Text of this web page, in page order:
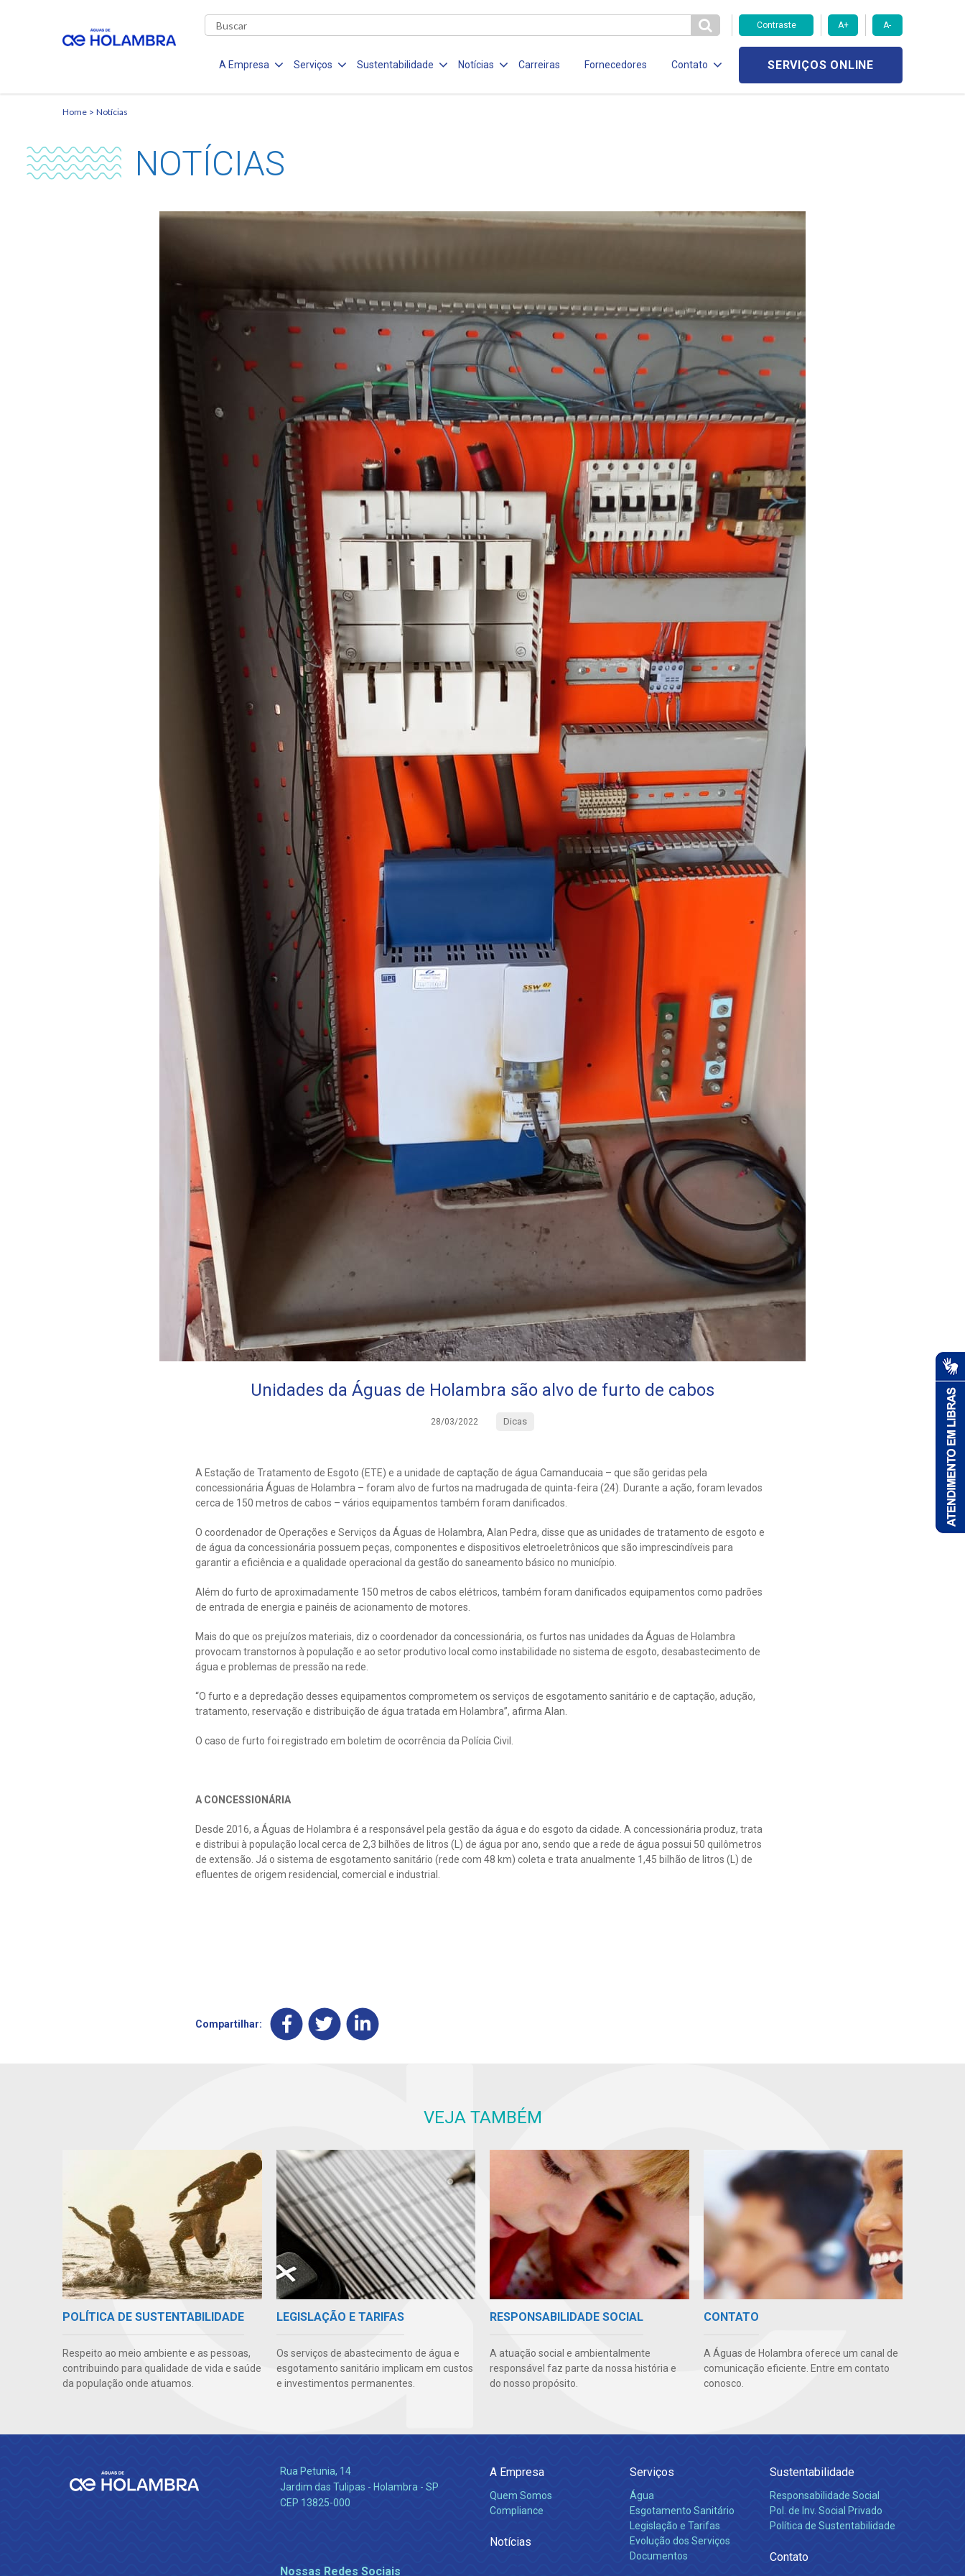
Contraste A+ A-
A Empresa Serviços Sustentabilidade Notícias Carreiras Fornecedores Contato SERVIÇOS ONLINE
Home Notícias
NOTÍCIAS
Unidades da Águas de Holambra são alvo de furto de cabos
28/03/2022 Dicas
A Estação de Tratamento de Esgoto (ETE) e a unidade de captação de água Camanducaia – que são geridas pela
concessionária Águas de Holambra – foram alvo de furtos na madrugada de quinta-feira (24). Durante a ação, foram levados
cerca de 150 metros de cabos – vários equipamentos também foram danificados.
O coordenador de Operações e Serviços da Águas de Holambra, Alan Pedra, disse que as unidades de tratamento de esgoto e
de água da concessionária possuem peças, componentes e dispositivos eletroeletrônicos que são imprescindíveis para
garantir a eficiência e a qualidade operacional da gestão do saneamento básico no município.
Além do furto de aproximadamente 150 metros de cabos elétricos, também foram danificados equipamentos como padrões
de entrada de energia e painéis de acionamento de motores.
Mais do que os prejuízos materiais, diz o coordenador da concessionária, os furtos nas unidades da Águas de Holambra
provocam transtornos à população e ao setor produtivo local como instabilidade no sistema de esgoto, desabastecimento de
água e problemas de pressão na rede.
“O furto e a depredação desses equipamentos comprometem os serviços de esgotamento sanitário e de captação, adução,
tratamento, reservação e distribuição de água tratada em Holambra”, afirma Alan.
O caso de furto foi registrado em boletim de ocorrência da Polícia Civil.
A CONCESSIONÁRIA
Desde 2016, a Águas de Holambra é a responsável pela gestão da água e do esgoto da cidade. A concessionária produz, trata
e distribui à população local cerca de 2,3 bilhões de litros (L) de água por ano, sendo que a rede de água possui 50 quilômetros
de extensão. Já o sistema de esgotamento sanitário (rede com 48 km) coleta e trata anualmente 1,45 bilhão de litros (L) de
efluentes de origem residencial, comercial e industrial.
Compartilhar:
VEJA TAMBÉM
POLÍTICA DE SUSTENTABILIDADE
Respeito ao meio ambiente e as pessoas,
contribuindo para qualidade de vida e saúde
da população onde atuamos.
LEGISLAÇÃO E TARIFAS
Os serviços de abastecimento de água e
esgotamento sanitário implicam em custos
e investimentos permanentes.
RESPONSABILIDADE SOCIAL
A atuação social e ambientalmente
responsável faz parte da nossa história e
do nosso propósito.
CONTATO
A Águas de Holambra oferece um canal de
comunicação eficiente. Entre em contato
conosco.
Rua Petunia, 14
Jardim das Tulipas - Holambra - SP
CEP 13825-000
Nossas Redes Sociais
A Empresa
Quem Somos
Compliance
Notícias
Serviços
Água
Esgotamento Sanitário
Legislação e Tarifas
Evolução dos Serviços
Documentos
Sustentabilidade
Responsabilidade Social
Pol. de Inv. Social Privado
Política de Sustentabilidade
Contato